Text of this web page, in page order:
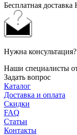
Бесплатная
Нужна консультация?
Наши специалисты
Задать вопрос
Каталог
Доставка и оплата
Скидки
FAQ
Статьи
Контакты